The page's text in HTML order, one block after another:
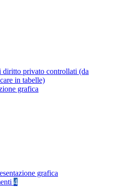
diritto privato controllati (da
in tabelle)
grafica
grafica
4